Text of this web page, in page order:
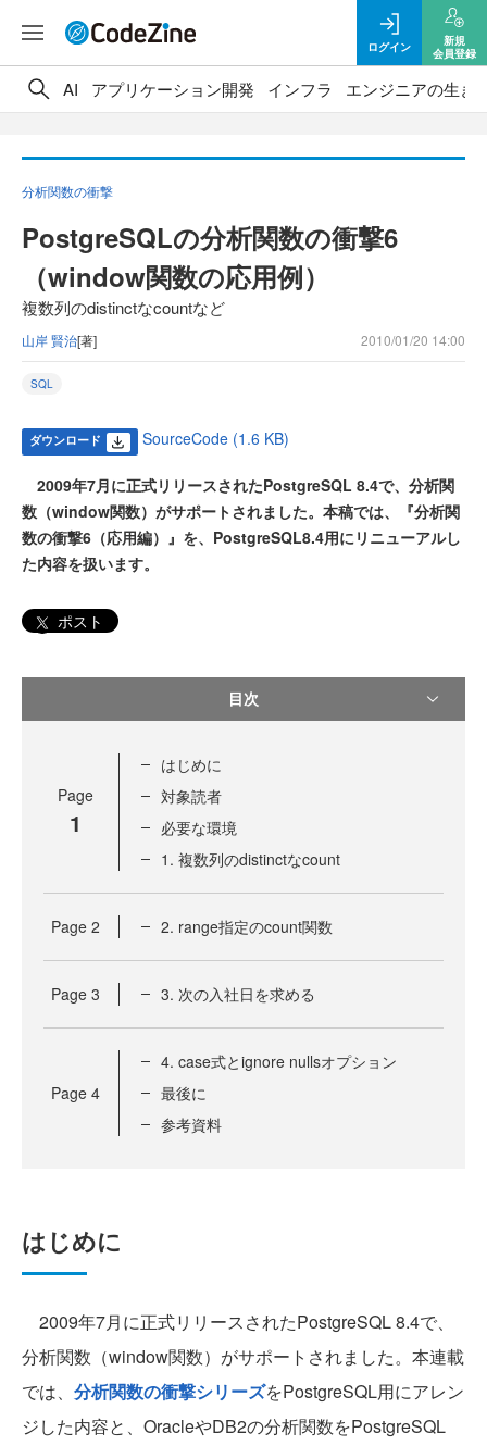
ログイン
新規
会員登録
AI アプリケーション開発 インフラ エンジニアの生き
分析関数の衝撃
PostgreSQLの分析関数の衝撃6
（window関数の応用例）
複数列のdistinctなcountなど
山岸 賢治[著] 2010/01/20 14:00
SQL
ダウンロード SourceCode (1.6 KB)
2009年7月に正式リリースされたPostgreSQL 8.4で、分析関
数（window関数）がサポートされました。本稿では、『分析関
数の衝撃6（応用編）』を、PostgreSQL8.4用にリニューアルし
た内容を扱います。
ポスト
目次
Page
1
はじめに
対象読者
必要な環境
1. 複数列のdistinctなcount
Page 2 2. range指定のcount関数
Page 3 3. 次の入社日を求める
Page 4
4. case式とignore nullsオプション
最後に
参考資料
はじめに
2009年7月に正式リリースされたPostgreSQL 8.4で、
分析関数（window関数）がサポートされました。本連載
では、 分析関数の衝撃シリーズをPostgreSQL用にアレン
ジした内容と、OracleやDB2の分析関数をPostgreSQL